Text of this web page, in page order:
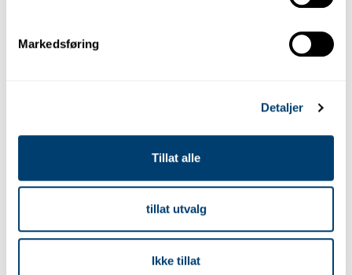
Markedsføring
Detaljer
Tillat alle
tillat utvalg
Ikke tillat
P5 Kabriolet